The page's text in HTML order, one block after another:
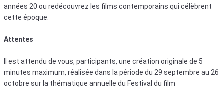
années 20 ou redécouvrez les films contemporains qui célèbrent
cette époque.
Attentes
Il est attendu de vous, participants, une création originale de 5
minutes maximum, réalisée dans la période du 29 septembre au 26
octobre sur la thématique annuelle du Festival du film